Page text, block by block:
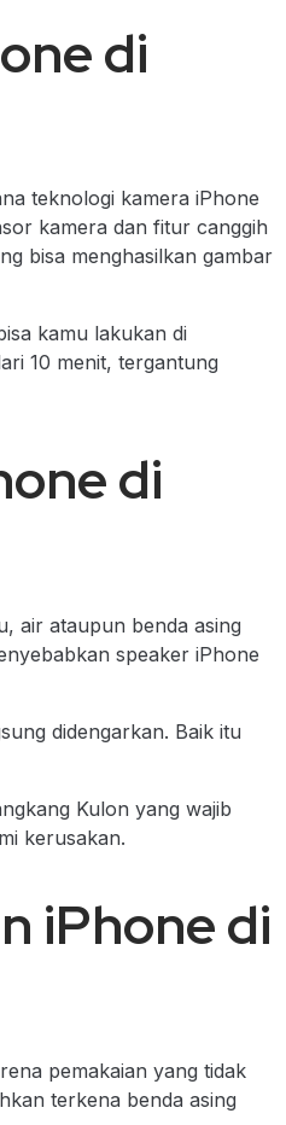
di
teknologi kamera iPhone
kamera dan fitur canggih
bisa menghasilkan gambar
kamu lakukan di
10 menit, tergantung
di
air ataupun benda asing
speaker iPhone
didengarkan. Baik itu
Kulon yang wajib
kerusakan.
iPhone di
pemakaian yang tidak
terkena benda asing